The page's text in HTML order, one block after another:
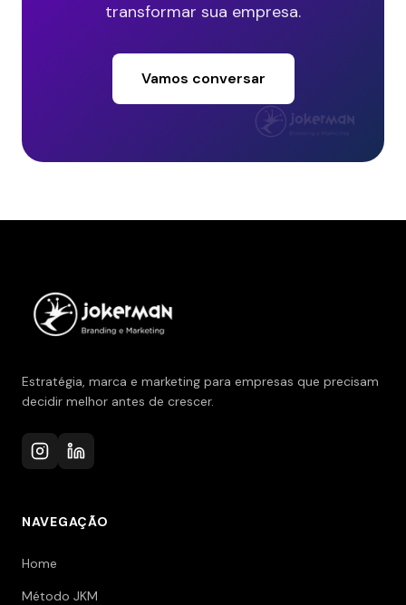
transformar sua empresa.
Vamos conversar
Estratégia, marca e marketing para empresas que precisam
decidir melhor antes de crescer.
NAVEGAÇÃO
Home
Método JKM